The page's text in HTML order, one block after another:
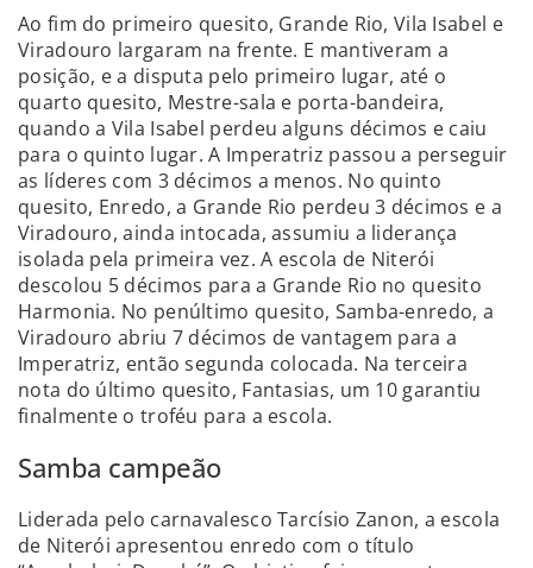
Ao fim do primeiro quesito, Grande Rio, Vila Isabel e
Viradouro largaram na frente. E mantiveram a
posição, e a disputa pelo primeiro lugar, até o
quarto quesito, Mestre-sala e porta-bandeira,
quando a Vila Isabel perdeu alguns décimos e caiu
para o quinto lugar. A Imperatriz passou a perseguir
as líderes com 3 décimos a menos. No quinto
quesito, Enredo, a Grande Rio perdeu 3 décimos e a
Viradouro, ainda intocada, assumiu a liderança
isolada pela primeira vez. A escola de Niterói
descolou 5 décimos para a Grande Rio no quesito
Harmonia. No penúltimo quesito, Samba-enredo, a
Viradouro abriu 7 décimos de vantagem para a
Imperatriz, então segunda colocada. Na terceira
nota do último quesito, Fantasias, um 10 garantiu
finalmente o troféu para a escola.
Samba campeão
Liderada pelo carnavalesco Tarcísio Zanon, a escola
de Niterói apresentou enredo com o título